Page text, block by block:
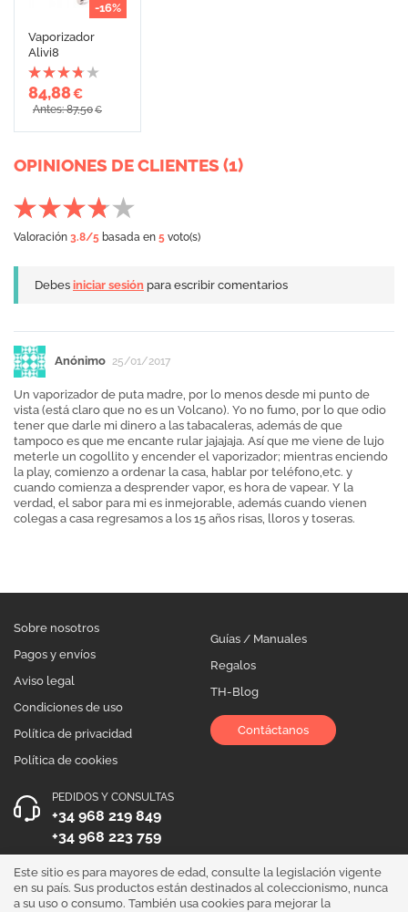
-16%
Vaporizador
Alivi8
84,88€
Antes: 87,50€
OPINIONES DE CLIENTES (1)
Valoración 3.8/5 basada en 5 voto(s)
Debes iniciar sesión para escribir comentarios
Anónimo 25/01/2017
Un vaporizador de puta madre, por lo menos desde mi punto de
vista (está claro que no es un Volcano). Yo no fumo, por lo que odio
tener que darle mi dinero a las tabacaleras, además de que
tampoco es que me encante rular jajajaja. Así que me viene de lujo
meterle un cogollito y encender el vaporizador; mientras enciendo
la play, comienzo a ordenar la casa, hablar por teléfono,etc. y
cuando comienza a desprender vapor, es hora de vapear. Y la
verdad, el sabor para mi es inmejorable, además cuando vienen
colegas a casa regresamos a los 15 años risas, lloros y toseras.
Sobre nosotros
Pagos y envíos
Aviso legal
Condiciones de uso
Política de privacidad
Política de cookies
Guías / Manuales
Regalos
TH-Blog
Contáctanos
PEDIDOS Y CONSULTAS
+34 968 219 849
+34 968 223 759
HORARIO DE ATENCIÓN
Lunes a Viernes 10:00 - 19:00
Este sitio es para mayores de edad, consulte la legislación vigente
en su país. Sus productos están destinados al coleccionismo, nunca
a su uso o consumo. También usa cookies para mejorar la